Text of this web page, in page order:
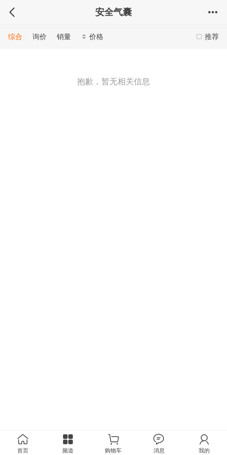
安全气囊
推荐
综合 询价 销量 价格
抱歉，暂无相关信息
首页 频道 购物车 消息 我的